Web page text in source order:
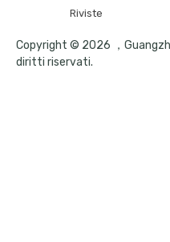
Riviste
Copyright © 2026 ，
diritti riservati.